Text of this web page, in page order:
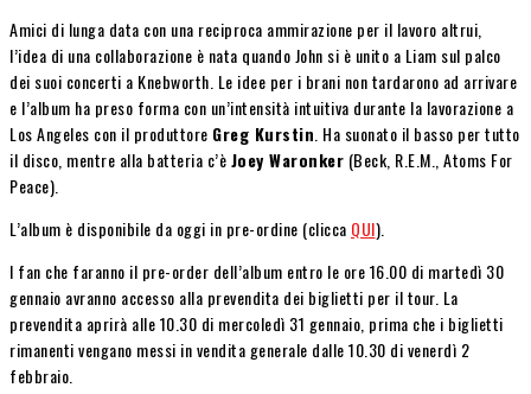
Amici di lunga data con una reciproca ammirazione per il lavoro altrui,
l’idea di una collaborazione è nata quando John si è unito a Liam sul palco
dei suoi concerti a Knebworth. Le idee per i brani non tardarono ad arrivare
e l’album ha preso forma con un’intensità intuitiva durante la lavorazione a
Los Angeles con il produttore Greg Kurstin . Ha suonato il basso per tutto
il disco, mentre alla batteria c’èJoey Waronker (Beck, R.E.M., Atoms For
Peace).
L’album è disponibile da oggi in pre-ordine (clicca QUI).
I fan che faranno il pre-order dell’album entro le ore 16.00 di martedì 30
gennaio avranno accesso alla prevendita dei biglietti per il tour. La
prevendita aprirà alle 10.30 di mercoledì 31 gennaio, prima che i biglietti
rimanenti vengano messi in vendita generale dalle 10.30 di venerdì 2
febbraio.